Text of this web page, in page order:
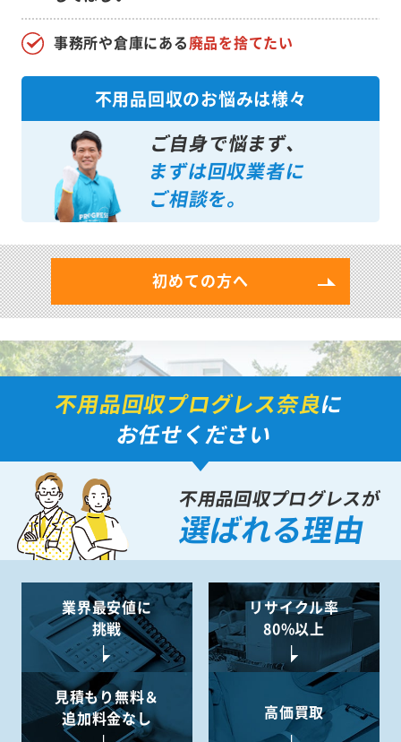
事務所や倉庫にある廃品を捨てたい
不用品回収のお悩みは様々
ご自身で悩まず、
まずは回収業者に
ご相談を。
初めての方へ
不用品回収プログレス奈良に
お任せください
不用品回収プログレスが
選ばれる理由
業界最安値に
挑戦
リサイクル率
80%以上
見積もり無料＆
追加料金なし
高価買取